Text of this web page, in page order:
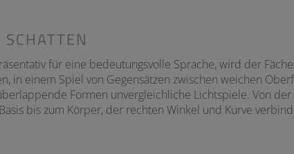
für eine bedeutungsvolle Sprache, wird der
in einem Spiel von Gegensätzen zwischen weichen
Formen unvergleichliche Lichtspiele. Von
bis zum Körper, der rechten Winkel und Kurve